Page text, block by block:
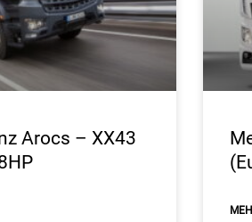
Arocs – XX43